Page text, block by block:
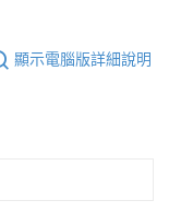
顯示電腦版詳細說明